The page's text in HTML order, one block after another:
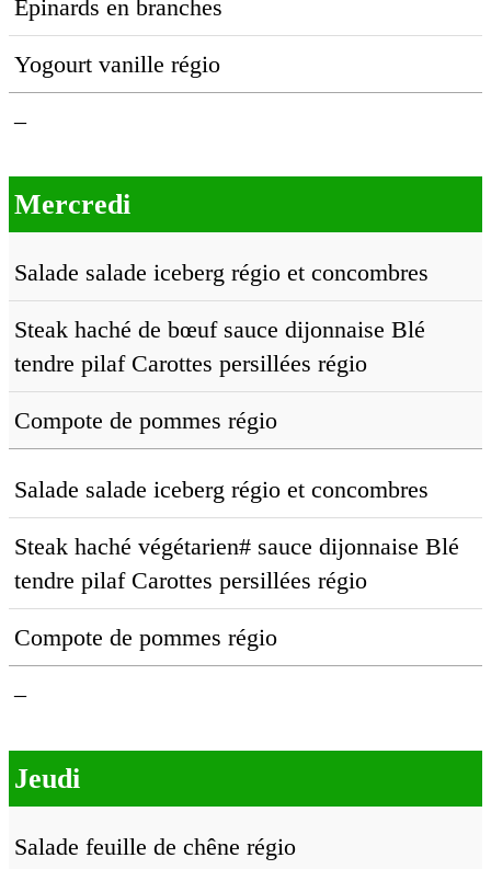
Épinards en branches
Yogourt vanille régio
–
Mercredi
Salade salade iceberg régio et concombres
Steak haché de bœuf sauce dijonnaise Blé
tendre pilaf Carottes persillées régio
Compote de pommes régio
Salade salade iceberg régio et concombres
Steak haché végétarien# sauce dijonnaise Blé
tendre pilaf Carottes persillées régio
Compote de pommes régio
–
Jeudi
Salade feuille de chêne régio